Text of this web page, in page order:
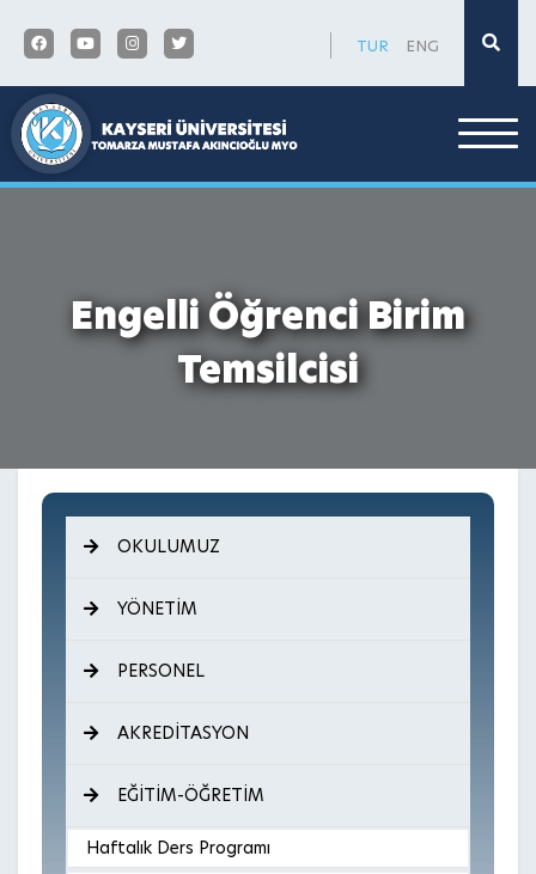
×
TUR ENG
Engelli Öğrenci Birim
Temsilcisi
OKULUMUZ
YÖNETİM
PERSONEL
AKREDİTASYON
EĞİTİM-ÖĞRETİM
Haftalık Ders Programı